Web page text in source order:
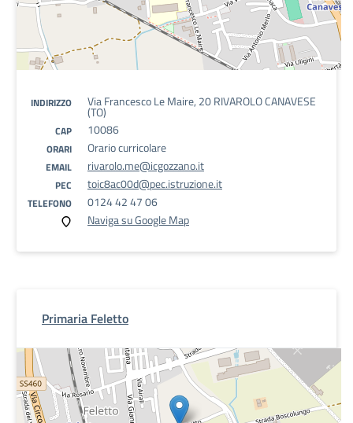
INDIRIZZO Via Francesco Le Maire, 20 RIVAROLO CANAVESE
(TO)
CAP 10086
ORARI Orario curricolare
EMAIL rivarolo.me@icgozzano.it
PEC toic8ac00d@pec.istruzione.it
TELEFONO
0124 42 47 06
Naviga su Google Map
Primaria Feletto